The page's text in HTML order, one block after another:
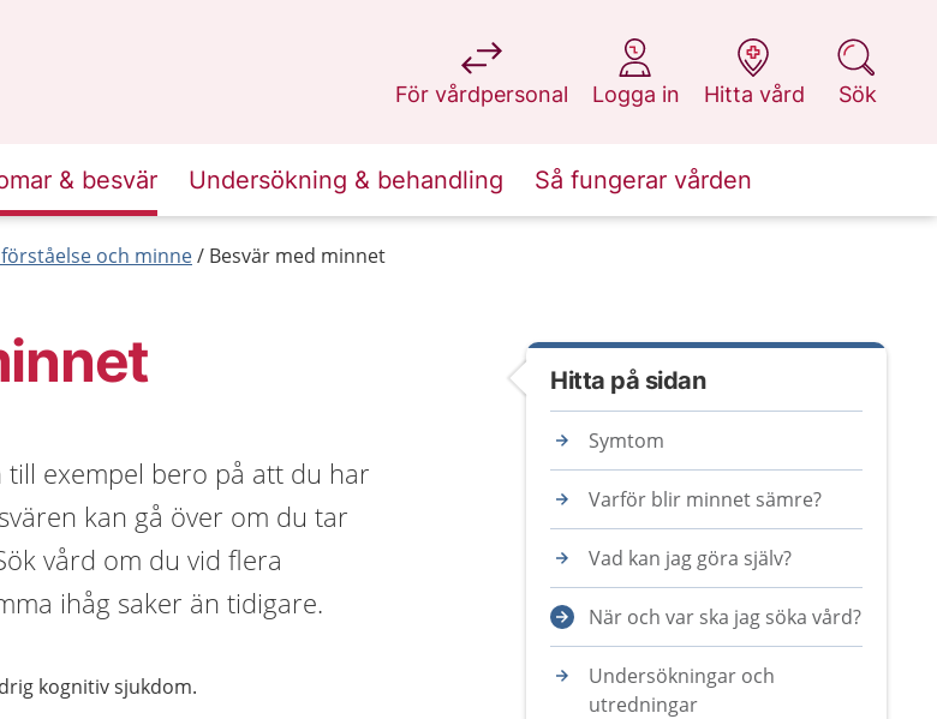
För vårdpersonal
på 1177.se
Logga in
på 1177.se
Hitta vård
på 1177.se
Sök
på 1177.se
& besvär Undersökning & behandling Så fungerar vården
och minne Besvär med minnet
exempel bero på att du har
kan gå över om du tar
vård om du vid flera
ihåg saker än tidigare.
kognitiv sjukdom.
Hitta på sidan
Symtom
Varför blir minnet sämre?
Vad kan jag göra själv?
När och var ska jag söka vård?
Undersökningar och
utredningar